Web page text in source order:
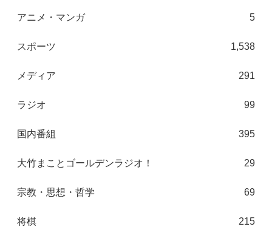
アニメ・マンガ 5
スポーツ 1,538
メディア 291
ラジオ 99
国内番組 395
大竹まことゴールデンラジオ！ 29
宗教・思想・哲学 69
将棋 215